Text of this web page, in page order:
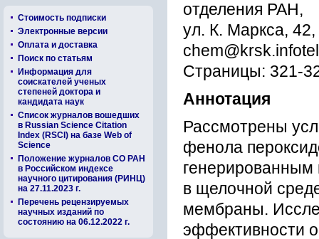
Стоимость подписки
Электронные версии
Оплата и доставка
Поиск по статьям
Информация для
соискателей ученых
степеней доктора и
кандидата наук
Список журналов вошедших
в Russian Science Citation
Index (RSCI) на базе Web of
Science
Положение журналов СО РАН
в Российском индексе
научного цитирования (РИНЦ)
на 27.11.2023 г.
Перечень рецензируемых
научных изданий по
состоянию на 06.12.2022 г.
отделения РАН,
ул. К. Маркса,
Страницы: 321-
Аннотация
Рассмотрены
фенола
генерированным
в щелочной
мембраны.
эффективности